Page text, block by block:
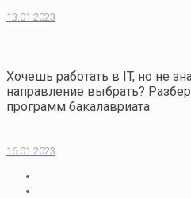
13.01.2023
Хочешь работать в IT, но не
направление выбрать?
программ бакалавриата
16.01.2023